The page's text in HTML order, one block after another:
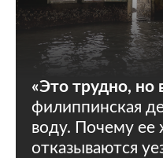
«Это трудно, но
филиппинская
воду. Почему ее
отказываются